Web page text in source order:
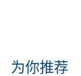
为你推荐